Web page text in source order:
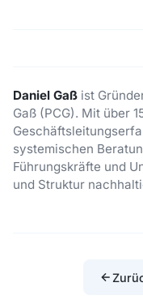
Daniel Gaß ist
Gaß (PCG). Mit über
systemischen
Führungskräfte und
und Struktur